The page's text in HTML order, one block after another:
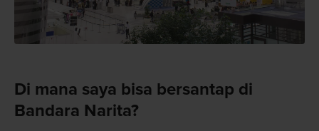
Di mana saya bisa bersantap di
Bandara Narita?